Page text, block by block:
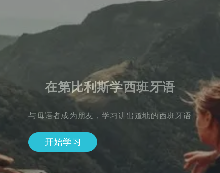
在第比利斯学西班牙语
与母语者成为朋友，学习讲出道地的西班牙语
开始学习